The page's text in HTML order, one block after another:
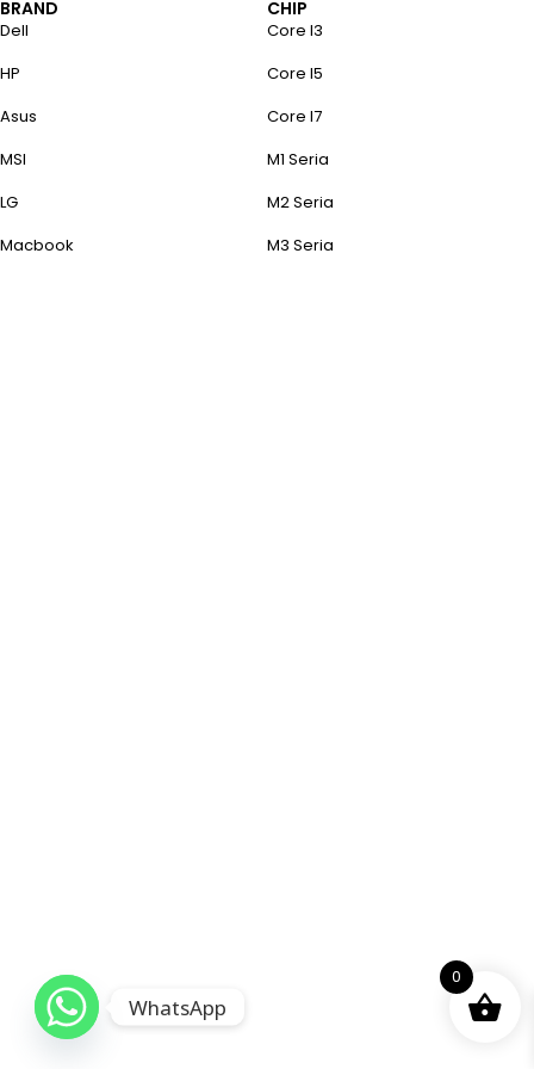
BRAND
Dell
HP
Asus
MSI
LG
Macbook
CHIP
Core I3
Core I5
Core I7
M1 Seria
M2 Seria
M3 Seria
0
WhatsApp